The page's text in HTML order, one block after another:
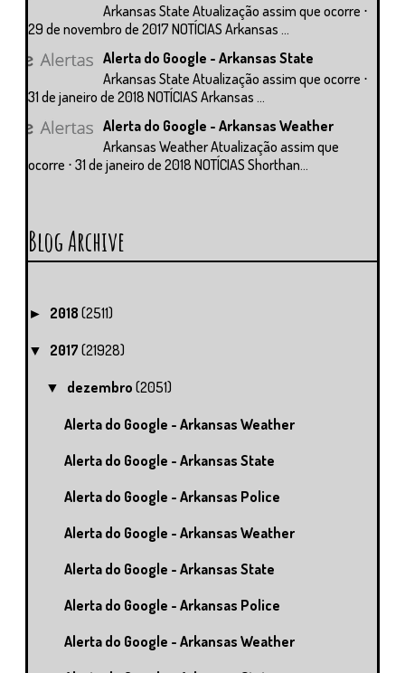
Arkansas State Atualização assim que ocorre ⋅
29 de novembro de 2017 NOTÍCIAS Arkansas ...
Alerta do Google - Arkansas State
Arkansas State Atualização assim que ocorre ⋅
31 de janeiro de 2018 NOTÍCIAS Arkansas ...
Alerta do Google - Arkansas Weather
Arkansas Weather Atualização assim que
ocorre ⋅ 31 de janeiro de 2018 NOTÍCIAS Shorthan...
Blog Archive
► 2018 (2511)
▼ 2017 (21928)
▼ dezembro(2051)
Alerta do Google - Arkansas Weather
Alerta do Google - Arkansas State
Alerta do Google - Arkansas Police
Alerta do Google - Arkansas Weather
Alerta do Google - Arkansas State
Alerta do Google - Arkansas Police
Alerta do Google - Arkansas Weather